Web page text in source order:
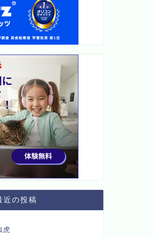
近の投稿
虎